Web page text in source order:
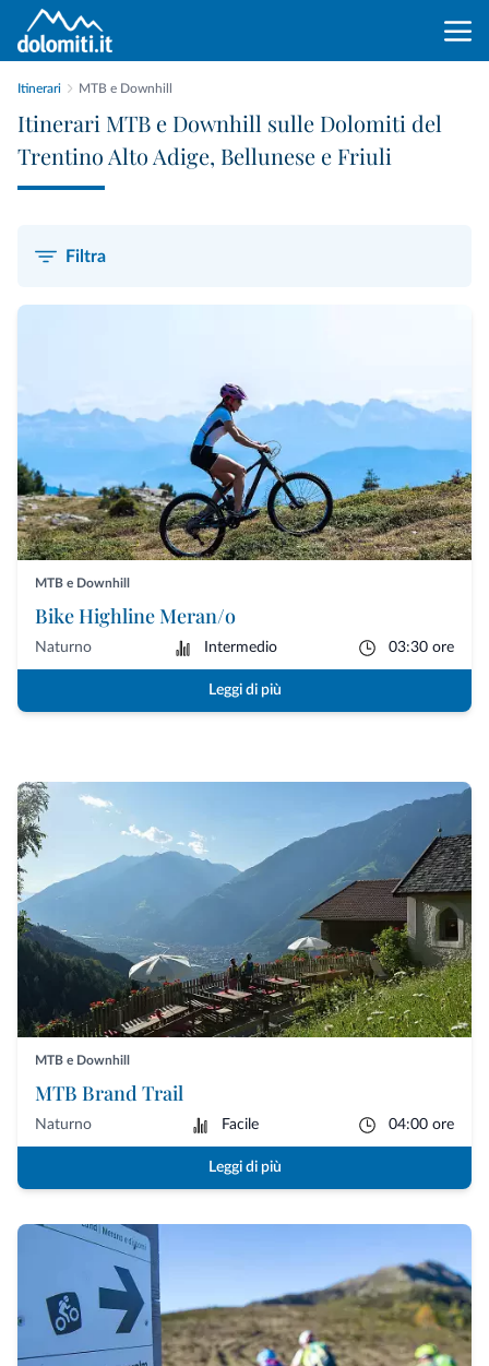
Itinerari MTB e Downhill
Itinerari MTB e Downhill sulle Dolomiti del
Trentino Alto Adige, Bellunese e Friuli
Filtra
MTB e Downhill
Bike Highline Meran/o
Naturno Intermedio 03:30 ore
Leggi di più
MTB e Downhill
MTB Brand Trail
Naturno Facile 04:00 ore
Leggi di più